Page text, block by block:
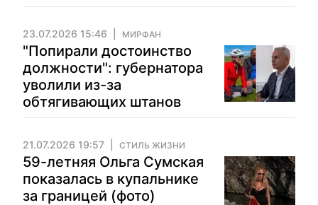
23.07.2026 15:46 МИРФАН
"Попирали достоинство
должности": губернатора
уволили из-за
обтягивающих штанов
21.07.2026 19:57 СТИЛЬ ЖИЗНИ
59-летняя Ольга Сумская
показалась в купальнике
за границей (фото)